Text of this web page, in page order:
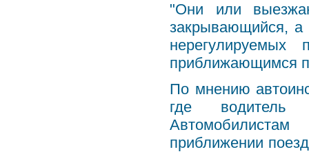
"Они или
закрывающийся, а
нерегулируемых
приближающимся
По мнению
где водитель
приближении